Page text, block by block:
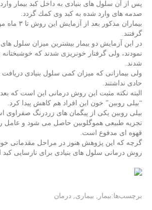
پس از آن سلول های بنیادی به داخل كبد بیمار
صدمه های وارد شده به كبد وی كمك گردد.
بیماران مذكور بعد
گرفتند.
در این آزمایش دو بیمار بیشترین میزان سلول های
نمودند، ولی گرفتار خونریزی شدند كه
شدند.
ولی بیمارانی كه میزان كمی سلول بنیادی دریافت
حادی نداشتند.
البته نكته مثبت این روش درمانی این است كه
“بیلی روبین” خون این افراد هم كاهش پیدا كرد.
بیلی روبین یكی از پیگمان های زردرنگ
تجزیه طبیعی هموگلوبین حاصل می شود و عامل
قهوه ای مدفوع است.
گرچه كه این پژوهش هنوز در مراحل مقدماتی
روش درمانی سلول های بنیادی برای نارسایی
برچسب‌ها:بیمار, بیماری, درمان